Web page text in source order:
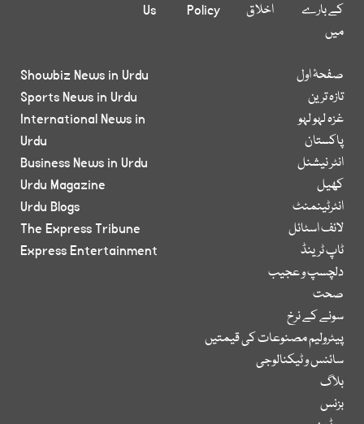
کے بارے
میں
اخلاق
Policy
Us
صفحۂ اول
تازہ ترین
غزہ لہو لہو
پاکستان
انٹر نیشنل
کھیل
انٹرٹینمنٹ
لائف اسٹائل
ٹاپ ٹرینڈ
دلچسپ و عجیب
صحت
سونے کے نرخ
پیٹرولیم مصنوعات کی قیمتیں
سائنس و ٹیکنالوجی
بلاگ
بزنس
Showbiz News in Urdu
Sports News in Urdu
International News in
Urdu
Business News in Urdu
Urdu Magazine
Urdu Blogs
The Express Tribune
Express Entertainment